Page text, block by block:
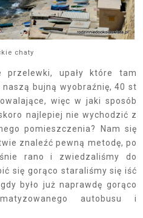
chaty
upały które tam
bujną wyobraźnię, 40 st
więc w jaki sposób
najlepiej nie wychodzić z
pomieszczenia? Nam się
znaleźć pewną metodę, po
rano i zwiedzaliśmy do
się gorąco staraliśmy się iść
było już naprawdę gorąco
autobusu i